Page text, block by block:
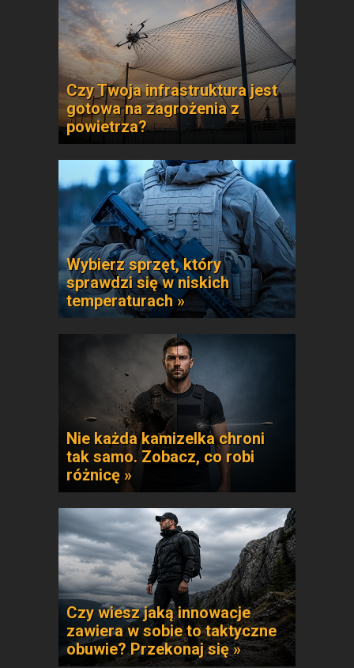
Czy Twoja infrastruktura jest
gotowa na zagrożenia z
powietrza?
Wybierz sprzęt, który
sprawdzi się w niskich
temperaturach »
Nie każda kamizelka chroni
tak samo. Zobacz, co robi
różnicę »
Czy wiesz jaką innowacje
zawiera w sobie to taktyczne
obuwie? Przekonaj się »